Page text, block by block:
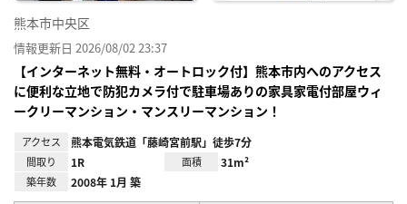
熊本市中央区
情報更新日 2026/08/02 23:37
【インターネット無料・オートロック付】熊本市内へのアクセス
に便利な立地で防犯カメラ付で駐車場ありの家具家電付部屋ウィ
ークリーマンション・マンスリーマンション！
アクセス 熊本電気鉄道「藤崎宮前駅」徒歩7分
間取り 1R 面積 31m²
築年数 2008年 1月 築